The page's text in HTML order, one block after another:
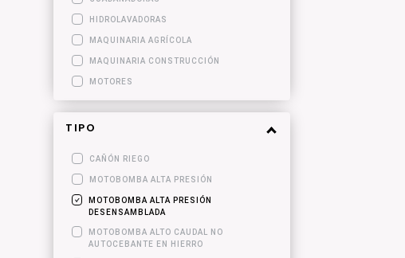
HIDROLAVADORAS
MAQUINARIA AGRÍCOLA
MAQUINARIA CONSTRUCCIÓN
MOTORES
TIPO
CAÑÓN RIEGO
MOTOBOMBA ALTA PRESIÓN
MOTOBOMBA ALTA PRESIÓN
DESENSAMBLADA
MOTOBOMBA ALTO CAUDAL NO
AUTOCEBANTE EN HIERRO